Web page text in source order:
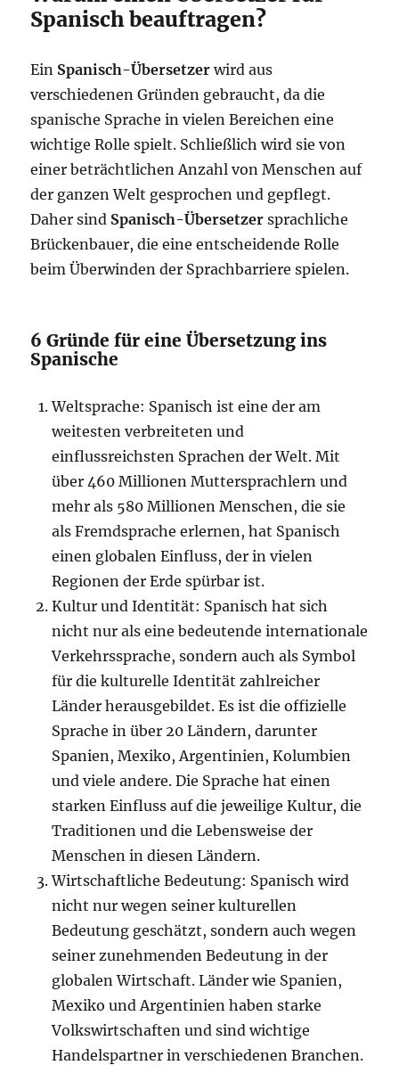
Spanisch beauftragen?
Ein Spanisch-Übersetzer wird aus
verschiedenen Gründen gebraucht, da die
spanische Sprache in vielen Bereichen eine
wichtige Rolle spielt. Schließlich wird sie von
einer beträchtlichen Anzahl von Menschen auf
der ganzen Welt gesprochen und gepflegt.
Daher sind Spanisch-Übersetzer sprachliche
Brückenbauer, die eine entscheidende Rolle
beim Überwinden der Sprachbarriere spielen.
6 Gründe für eine Übersetzung ins
Spanische
Weltsprache: Spanisch ist eine der am
weitesten verbreiteten und
einflussreichsten Sprachen der Welt. Mit
über 460 Millionen Muttersprachlern und
mehr als 580 Millionen Menschen, die sie
als Fremdsprache erlernen, hat Spanisch
einen globalen Einfluss, der in vielen
Regionen der Erde spürbar ist.
Kultur und Identität: Spanisch hat sich
nicht nur als eine bedeutende internationale
Verkehrssprache, sondern auch als Symbol
für die kulturelle Identität zahlreicher
Länder herausgebildet. Es ist die offizielle
Sprache in über 20 Ländern, darunter
Spanien, Mexiko, Argentinien, Kolumbien
und viele andere. Die Sprache hat einen
starken Einfluss auf die jeweilige Kultur, die
Traditionen und die Lebensweise der
Menschen in diesen Ländern.
Wirtschaftliche Bedeutung: Spanisch wird
nicht nur wegen seiner kulturellen
Bedeutung geschätzt, sondern auch wegen
seiner zunehmenden Bedeutung in der
globalen Wirtschaft. Länder wie Spanien,
Mexiko und Argentinien haben starke
Volkswirtschaften und sind wichtige
Handelspartner in verschiedenen Branchen.